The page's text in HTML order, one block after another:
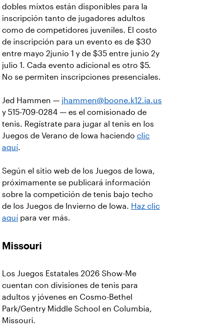
dobles mixtos están disponibles para la
inscripción tanto de jugadores adultos
como de competidores juveniles. El costo
de inscripción para un evento es de $30
entre mayo 2junio 1 y de $35 entre junio 2y
julio 1. Cada evento adicional es otro $5.
No se permiten inscripciones presenciales.
Jed Hammen — jhammen@boone.k12.ia.us
y 515-709-0284 — es el comisionado de
tenis. Regístrate para jugar al tenis en los
Juegos de Verano de Iowa haciendo clic
aquí.
Según el sitio web de los Juegos de Iowa,
próximamente se publicará información
sobre la competición de tenis bajo techo
de los Juegos de Invierno de Iowa. Haz clic
aquí para ver más.
Missouri
Los Juegos Estatales 2026 Show-Me
cuentan con divisiones de tenis para
adultos y jóvenes en Cosmo-Bethel
Park/Gentry Middle School en Columbia,
Missouri.